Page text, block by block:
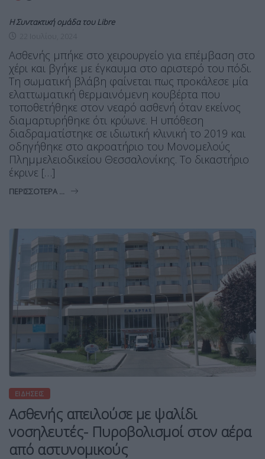
Η Συντακτική ομάδα του Libre
Ασθενής μπήκε στο χειρουργείο για επέμβαση στο
χέρι και βγήκε με έγκαυμα στο αριστερό του πόδι.
Τη σωματική βλάβη φαίνεται πως προκάλεσε μία
ελαττωματική θερμαινόμενη κουβέρτα που
τοποθετήθηκε στον νεαρό ασθενή όταν εκείνος
διαμαρτυρήθηκε ότι κρύωνε. Η υπόθεση
διαδραματίστηκε σε ιδιωτική κλινική το 2019 και
οδηγήθηκε στο ακροατήριο του Μονομελούς
Πλημμελειοδικείου Θεσσαλονίκης. Το δικαστήριο
έκρινε […]
ΠΕΡΙΣΣΌΤΕΡΑ ...
ΕΙΔΉΣΕΙΣ
Ασθενής απειλούσε με ψαλίδι
νοσηλευτές- Πυροβολισμοί στον αέρα
από αστυνομικούς